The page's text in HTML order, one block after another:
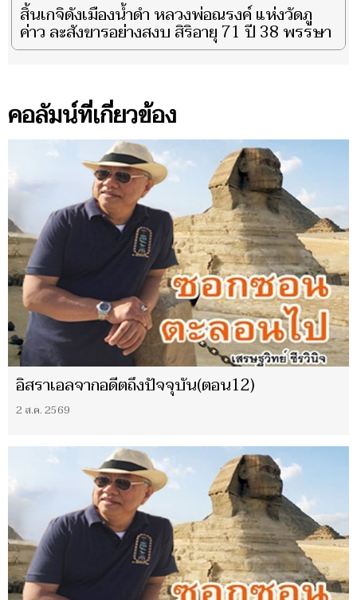
สิ้นเกจิดังเมืองน้ำดำ หลวงพ่อณรงค์ แห่งวัดภู
ค่าว ละสังขารอย่างสงบ สิริอายุ 71 ปี 38 พรรษา
คอลัมน์ที่เกี่ยวข้อง
อิสราเอลจากอดีตถึงปัจจุบัน(ตอน12)
2 ส.ค. 2569